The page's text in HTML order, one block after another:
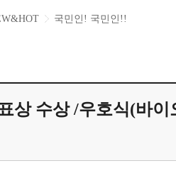
국민인! 국민인!!
상 수상 /우호식(바